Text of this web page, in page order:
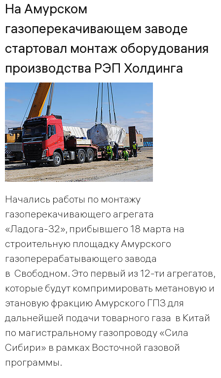
На Амурском
газоперекачивающем заводе
стартовал монтаж оборудования
производства РЭП Холдинга
Начались работы по монтажу
газоперекачивающего агрегата
«Ладога-32», прибывшего 18 марта на
строительную площадку Амурского
газоперерабатывающего завода
в Свободном. Это первый из 12-ти агрегатов,
которые будут компримировать метановую и
этановую фракцию Амурского ГПЗ для
дальнейшей подачи товарного газа в Китай
по магистральному газопроводу «Сила
Сибири» в рамках Восточной газовой
программы.